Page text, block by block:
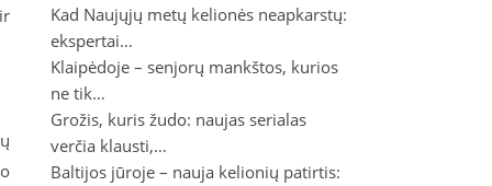
Kad Naujųjų metų kelionės neapkarstų:
ekspertai…
Klaipėdoje – senjorų mankštos, kurios
ne tik…
Grožis, kuris žudo: naujas serialas
verčia klausti,…
Baltijos jūroje – nauja kelionių patirtis: